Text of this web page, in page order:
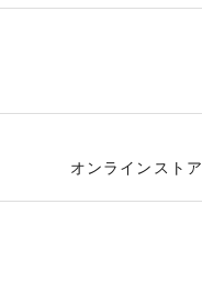
オンラインストア